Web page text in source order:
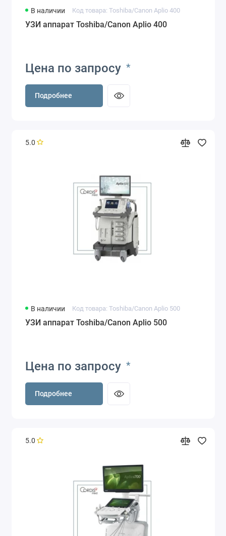
В наличии Код товара: Toshiba/Canon Aplio 400
УЗИ аппарат Toshiba/Canon Aplio 400
Цена по запросу *
Подробнее
5.0
В наличии Код товара: Toshiba/Canon Aplio 500
УЗИ аппарат Toshiba/Canon Aplio 500
Цена по запросу *
Подробнее
5.0